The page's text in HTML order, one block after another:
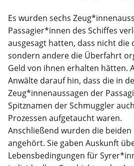
Es wurden sechs
Passagier*innen des Schiffes
ausgesagt hatten, dass nicht die
sondern andere die Überfahrt
Geld von ihnen erhalten hätten.
Anwälte darauf hin, dass die in
Zeug*innenaussagen der
Spitznamen der Schmuggler
Prozessen aufgetaucht waren.
Anschließend wurden die
angehört. Sie gaben Auskunft
Lebensbedingungen für